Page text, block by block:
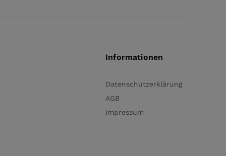
Informationen
Datenschutzerklärung
AGB
Impressum